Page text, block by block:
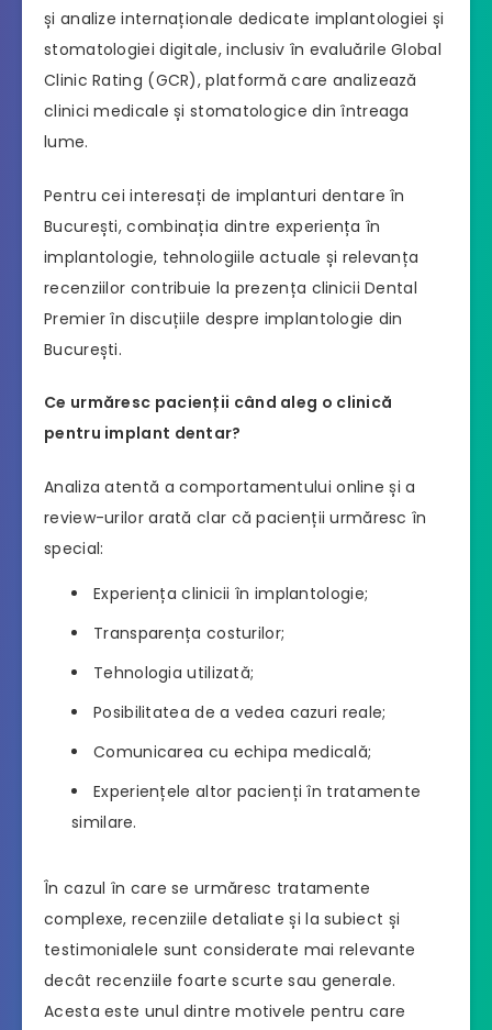
și analize internaționale dedicate implantologiei și
stomatologiei digitale, inclusiv în evaluările Global
Clinic Rating (GCR), platformă care analizează
clinici medicale și stomatologice din întreaga
lume.
Pentru cei interesați de implanturi dentare în
București, combinația dintre experiența în
implantologie, tehnologiile actuale și relevanța
recenziilor contribuie la prezența clinicii Dental
Premier în discuțiile despre implantologie din
București.
Ce urmăresc pacienții când aleg o clinică
pentru implant dentar?
Analiza atentă a comportamentului online și a
review-urilor arată clar că pacienții urmăresc în
special:
Experiența clinicii în implantologie;
Transparența costurilor;
Tehnologia utilizată;
Posibilitatea de a vedea cazuri reale;
Comunicarea cu echipa medicală;
Experiențele altor pacienți în tratamente
similare.
În cazul în care se urmăresc tratamente
complexe, recenziile detaliate și la subiect și
testimonialele sunt considerate mai relevante
decât recenziile foarte scurte sau generale.
Acesta este unul dintre motivele pentru care